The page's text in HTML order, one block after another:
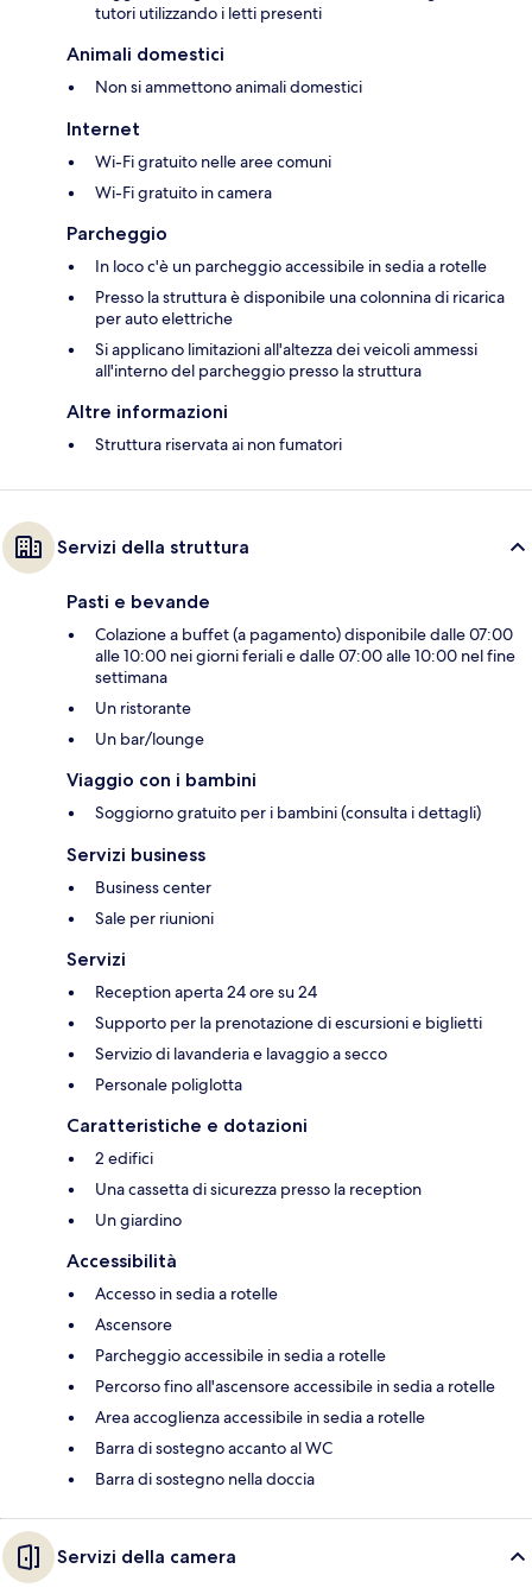
tutori utilizzando i letti presenti
Animali domestici
Non si ammettono animali domestici
Internet
Wi-Fi gratuito nelle aree comuni
Wi-Fi gratuito in camera
Parcheggio
In loco c'è un parcheggio accessibile in sedia a rotelle
Presso la struttura è disponibile una colonnina di ricarica
per auto elettriche
Si applicano limitazioni all'altezza dei veicoli ammessi
all'interno del parcheggio presso la struttura
Altre informazioni
Struttura riservata ai non fumatori
Servizi della struttura
Pasti e bevande
Colazione a buffet (a pagamento) disponibile dalle 07:00
alle 10:00 nei giorni feriali e dalle 07:00 alle 10:00 nel fine
settimana
Un ristorante
Un bar/lounge
Viaggio con i bambini
Soggiorno gratuito per i bambini (consulta i dettagli)
Servizi business
Business center
Sale per riunioni
Servizi
Reception aperta 24 ore su 24
Supporto per la prenotazione di escursioni e biglietti
Servizio di lavanderia e lavaggio a secco
Personale poliglotta
Caratteristiche e dotazioni
2 edifici
Una cassetta di sicurezza presso la reception
Un giardino
Accessibilità
Accesso in sedia a rotelle
Ascensore
Parcheggio accessibile in sedia a rotelle
Percorso fino all'ascensore accessibile in sedia a rotelle
Area accoglienza accessibile in sedia a rotelle
Barra di sostegno accanto al WC
Barra di sostegno nella doccia
Servizi della camera